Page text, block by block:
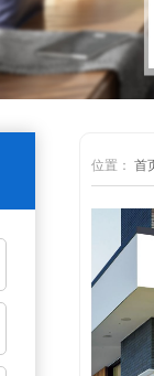
位置： 首